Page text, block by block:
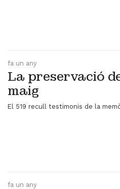
fa un any
La preservació
maig
El 519 recull testimonis de la
fa un any